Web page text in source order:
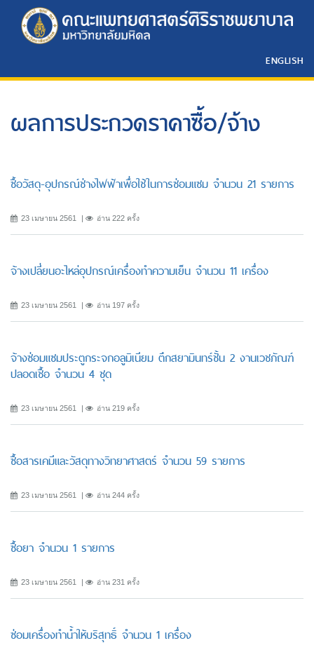
ENGLISH
ผลการประกวดราคาซื้อ/จ้าง
ซื้อวัสดุ-อุปกรณ์ช่างไฟฟ้าเพื่อใช้ในการซ่อมแซม จำนวน 21 รายการ
23 เมษายน 2561 อ่าน 222 ครั้ง
จ้างเปลี่ยนอะไหล่อุปกรณ์เครื่องทำความเย็น จำนวน 11 เครื่อง
23 เมษายน 2561 อ่าน 197 ครั้ง
จ้างซ่อมแซมประตูกระจกอลูมิเนียม ตึกสยามินทร์ชั้น 2 งานเวชภัณฑ์
ปลอดเชื้อ จำนวน 4 ชุด
23 เมษายน 2561 อ่าน 219 ครั้ง
ซื้อสารเคมีและวัสดุทางวิทยาศาสตร์ จำนวน 59 รายการ
23 เมษายน 2561 อ่าน 244 ครั้ง
ซื้อยา จำนวน 1 รายการ
23 เมษายน 2561 อ่าน 231 ครั้ง
ซ่อมเครื่องทำน้ำให้บริสุทธิ์ จำนวน 1 เครื่อง